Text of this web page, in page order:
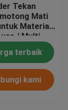
Tekan
Mati
Material
/ Multi
terbaik
kami